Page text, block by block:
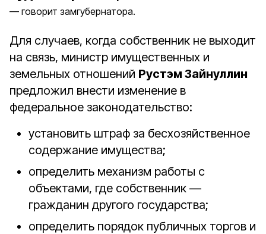
говорит замгубернатора.
Для случаев, когда собственник не выходит
на связь, министр имущественных и
земельных отношений Рустэм Зайнуллин
предложил внести изменение в
федеральное законодательство:
установить штраф за бесхозяйственное
содержание имущества;
определить механизм работы с
объектами, где собственник —
гражданин другого государства;
определить порядок публичных торгов и